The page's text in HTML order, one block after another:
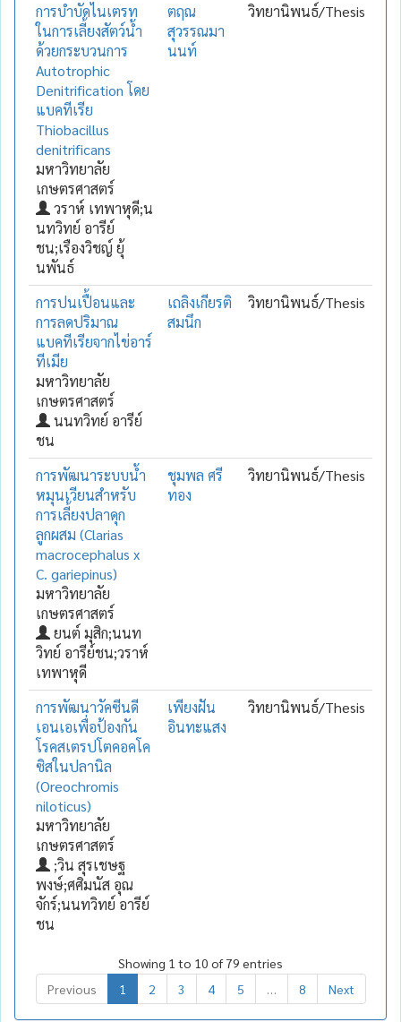
การบำบัดไนเตรท
ในการเลี้ยงสัตว์น้ำ
ด้วยกระบวนการ
Autotrophic
Denitrification โดย
แบคทีเรีย
Thiobacillus
denitrificans
มหาวิทยาลัย
เกษตรศาสตร์
วราห์ เทพาหุดี;น
นทวิทย์ อารีย์
ชน;เรืองวิชญ์ ยุ้
นพันธ์
ตฤณ
สุวรรณมา
นนท์
วิทยานิพนธ์/Thesis
การปนเปื้อนและ
การลดปริมาณ
แบคทีเรียจากไข่อาร์
ทีเมีย
มหาวิทยาลัย
เกษตรศาสตร์
นนทวิทย์ อารีย์
ชน
เถลิงเกียรติ
สมนึก
วิทยานิพนธ์/Thesis
การพัฒนาระบบน้ำ
หมุนเวียนสำหรับ
การเลี้ยงปลาดุก
ลูกผสม (Clarias
macrocephalus x
C. gariepinus)
มหาวิทยาลัย
เกษตรศาสตร์
ยนต์ มุสิก;นนท
วิทย์ อารีย์ชน;วราห์
เทพาหุดี
ชุมพล ศรี
ทอง
วิทยานิพนธ์/Thesis
การพัฒนาวัคซีนดี
เอนเอเพื่อป้องกัน
โรคสเตรปโตคอคโค
ซิสในปลานิล
(Oreochromis
niloticus)
มหาวิทยาลัย
เกษตรศาสตร์
;วิน สุรเชษฐ
พงษ์;ศศิมนัส อุณ
จักร์;นนทวิทย์ อารีย์
ชน
เพียงฝัน
อินทะแสง
วิทยานิพนธ์/Thesis
Showing 1 to 10 of 79 entries
Previous
1 2 3 4 5 8 Next